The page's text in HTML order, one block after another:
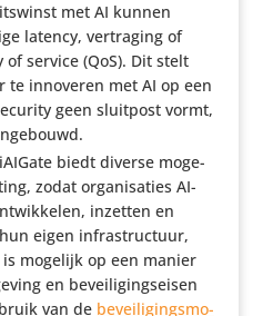
met AI kunnen
latency, vertra­ging of
service (QoS). Dit stelt
te innoveren met AI op een
geen sluitpost vormt,
biedt diverse moge­
zodat orga­ni­sa­ties AI-
inzetten en
eigen infra­struc­tuur,
mogelijk op een manier
en bevei­li­gings­eisen
van de bevei­li­gings­mo­